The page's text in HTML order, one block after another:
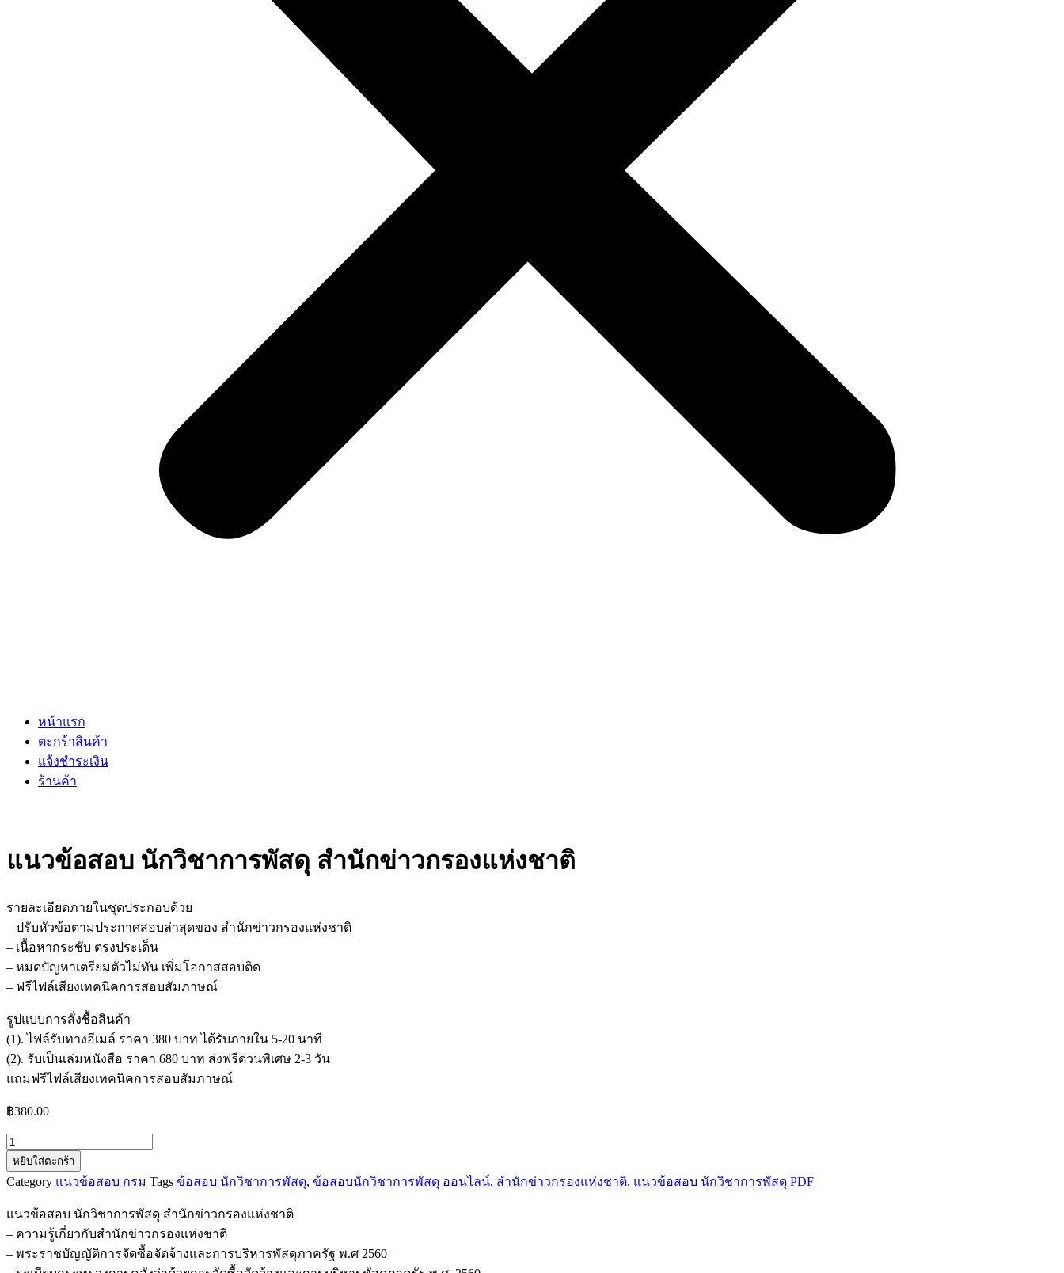
หน้าแรก
ตะกร้าสินค้า
แจ้งชำระเงิน
ร้านค้า
แนวข้อสอบ นักวิชาการพัสดุ สำนักข่าวกรองแห่งชาติ
รายละเอียดภายในชุดประกอบด้วย
– ปรับหัวข้อตามประกาศสอบล่าสุดของ สำนักข่าวกรองแห่งชาติ
– เนื้อหากระชับ ตรงประเด็น
– หมดปัญหาเตรียมตัวไม่ทัน เพิ่มโอกาสสอบติด
– ฟรีไฟล์เสียงเทคนิคการสอบสัมภาษณ์
รูปแบบการสั่งชื้อสินค้า
(1). ไฟล์รับทางอีเมล์ ราคา 380 บาท ได้รับภายใน 5-20 นาที
(2). รับเป็นเล่มหนังสือ ราคา 680 บาท ส่งฟรีด่วนพิเศษ 2-3 วัน
แถมฟรีไฟล์เสียงเทคนิคการสอบสัมภาษณ์
฿380.00
จำนวน
แนว
ข้อสอบ
วิชาการ
พัสดุ
สำนัก
หยิบใส่ตะกร้า
Category แนวข้อสอบ กรม Tags ข้อสอบ นักวิชาการพัสดุ, ข้อสอบนักวิชาการพัสดุ ออนไลน์, สำนักข่าวกรองแห่งชาติ, แนวข้อสอบ นักวิชาการพัสดุ PDF
แนวข้อสอบ นักวิชาการพัสดุ สำนักข่าวกรองแห่งชาติ
– ความรู้เกี่ยวกับสำนักข่าวกรองแห่งชาติ
– พระราชบัญญัติการจัดซื้อจัดจ้างและการบริหารพัสดุภาครัฐ พ.ศ 2560